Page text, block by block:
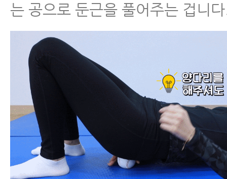
는 공으로 둔근을 풀어주는 겁니